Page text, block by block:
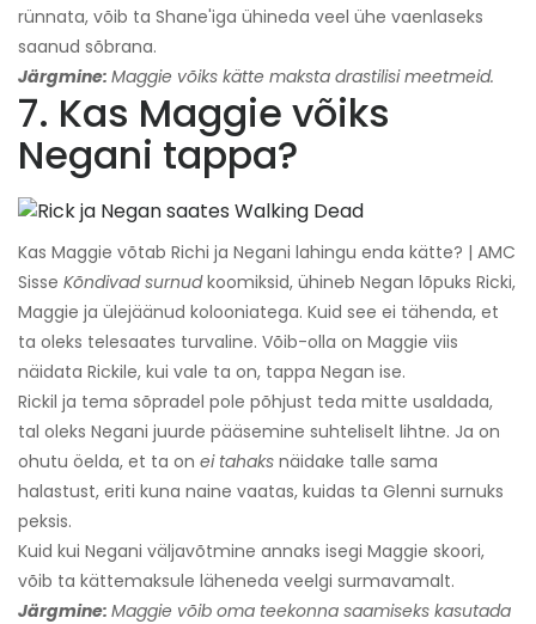
rünnata, võib ta Shane'iga ühineda veel ühe vaenlaseks
saanud sõbrana.
Järgmine: Maggie võiks kätte maksta drastilisi meetmeid.
7. Kas Maggie võiks
Negani tappa?
Kas Maggie võtab Richi ja Negani lahingu enda kätte? | AMC
Sisse Kõndivad surnudkoomiksid, ühineb Negan lõpuks Ricki,
Maggie ja ülejäänud kolooniatega. Kuid see ei tähenda, et
ta oleks telesaates turvaline. Võib-olla on Maggie viis
näidata Rickile, kui vale ta on, tappa Negan ise.
Rickil ja tema sõpradel pole põhjust teda mitte usaldada,
tal oleks Negani juurde pääsemine suhteliselt lihtne. Ja on
ohutu öelda, et ta on ei tahaks näidake talle sama
halastust, eriti kuna naine vaatas, kuidas ta Glenni surnuks
peksis.
Kuid kui Negani väljavõtmine annaks isegi Maggie skoori,
võib ta kättemaksule läheneda veelgi surmavamalt.
Järgmine: Maggie võib oma teekonna saamiseks kasutada